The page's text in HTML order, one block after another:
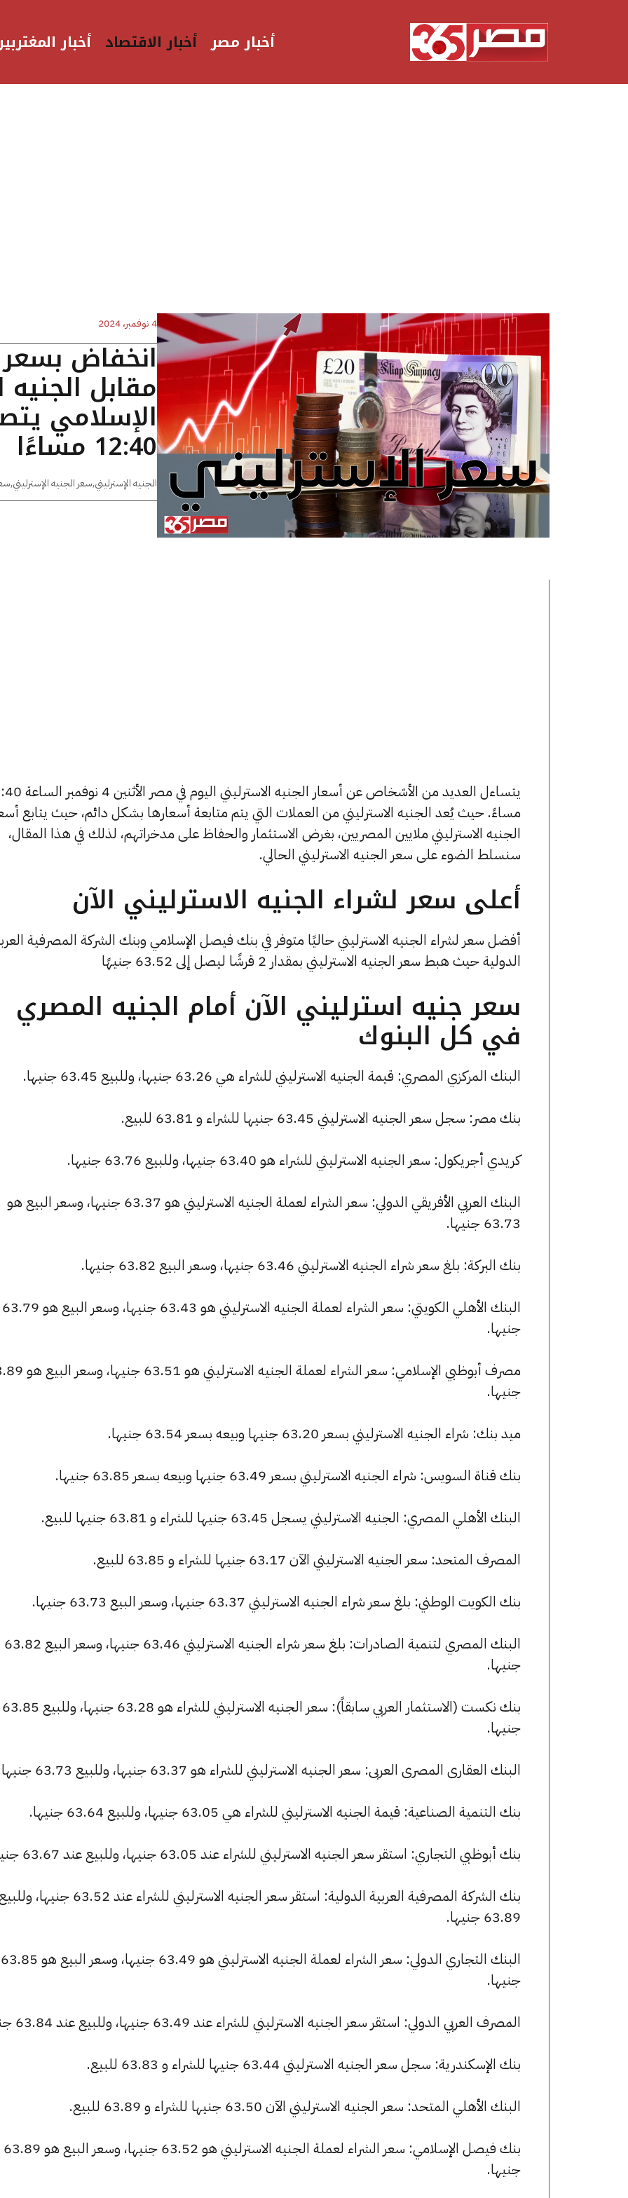
أخبار مصر أخبار الاقتصاد أخبار
4 نوفمبر، 2024
انخفاض بسعر
مقابل
الإسلامي
12:40 مساءًا
الجنيه الإسترليني,سعر الجنيه الإسترليني,
يتساءل العديد من الأشخاص عن أسعار الجنيه
مساءً. حيث يُعد الجنيه الاسترليني من العملات التي يتم متابعة أسعارها بشكل دائم، حيث يتابع
الجنيه الاسترليني ملايين المصريين، بغرض الاستثمار والحفاظ على مدخراتهم، لذلك في هذا المقال،
سنسلط الضوء على سعر الجنيه الاسترليني الحالي.
أعلى سعر لشراء الجنيه الاسترليني الآن
أفضل سعر لشراء الجنيه الاسترليني حاليًا متوفر في بنك فيصل الإسلامي وبنك الشركة المصرفية
الدولية حيث هبط سعر الجنيه الاسترليني بمقدار 2 قرشًا ليصل إلى 63.52 جنيهًا
سعر جنيه استرليني الآن أمام الجنيه المصري
في كل البنوك
البنك المركزي المصري: قيمة الجنيه الاسترليني للشراء هي 63.26 جنيها، وللبيع 63.45 جنيها.
بنك مصر: سجل سعر الجنيه الاسترليني 63.45 جنيها للشراء و 63.81 للبيع.
كريدي أجريكول: سعر الجنيه الاسترليني للشراء هو 63.40 جنيها، وللبيع 63.76 جنيها.
البنك العربي الأفريقي الدولي: سعر الشراء لعملة الجنيه الاسترليني هو 63.37 جنيها، وسعر البيع هو
63.73 جنيها.
بنك البركة: بلغ سعر شراء الجنيه الاسترليني 63.46 جنيها، وسعر البيع 63.82 جنيها.
البنك الأهلي الكويتي: سعر الشراء لعملة الجنيه الاسترليني هو 63.43 جنيها، وسعر البيع هو 63.79
جنيها.
مصرف أبوظبي الإسلامي: سعر الشراء لعملة الجنيه
جنيها.
ميد بنك: شراء الجنيه الاسترليني بسعر 63.20 جنيها وبيعه بسعر 63.54 جنيها.
بنك قناة السويس: شراء الجنيه الاسترليني بسعر 63.49 جنيها وبيعه بسعر 63.85 جنيها.
البنك الأهلي المصري: الجنيه الاسترليني يسجل 63.45 جنيها للشراء و 63.81 جنيها للبيع.
المصرف المتحد: سعر الجنيه الاسترليني الآن 63.17 جنيها للشراء و 63.85 للبيع.
بنك الكويت الوطني: بلغ سعر شراء الجنيه الاسترليني 63.37 جنيها، وسعر البيع 63.73 جنيها.
البنك المصري لتنمية الصادرات: بلغ سعر شراء الجنيه الاسترليني 63.46 جنيها، وسعر البيع 63.82
جنيها.
بنك نكست (الاستثمار العربي سابقاً): سعر الجنيه الاسترليني للشراء هو 63.28 جنيها، وللبيع 63.85
جنيها.
البنك العقارى المصرى العربى: سعر الجنيه الاسترليني للشراء هو 63.37 جنيها، وللبيع 63.73 جنيها.
بنك التنمية الصناعية: قيمة الجنيه الاسترليني للشراء هي 63.05 جنيها، وللبيع 63.64 جنيها.
بنك أبوظبي التجاري: استقر سعر الجنيه الاسترليني للشراء عند 63.05 جنيها، وللبيع عند 63.67 جنيها.
بنك الشركة المصرفية العربية الدولية: استقر سعر الجنيه الاسترليني
63.89 جنيها.
البنك التجاري الدولي: سعر الشراء لعملة الجنيه الاسترليني هو 63.49 جنيها، وسعر البيع هو 63.85
جنيها.
المصرف العربي الدولي: استقر سعر الجنيه الاسترليني للشراء عند 63.49 جنيها، وللبيع عند 63.84 جنيها.
بنك الإسكندرية: سجل سعر الجنيه الاسترليني 63.44 جنيها للشراء و 63.83 للبيع.
البنك الأهلي المتحد: سعر الجنيه الاسترليني الآن 63.50 جنيها للشراء و 63.89 للبيع.
بنك فيصل الإسلامي: سعر الشراء لعملة الجنيه الاسترليني هو 63.52 جنيها، وسعر البيع هو 63.89
جنيها.